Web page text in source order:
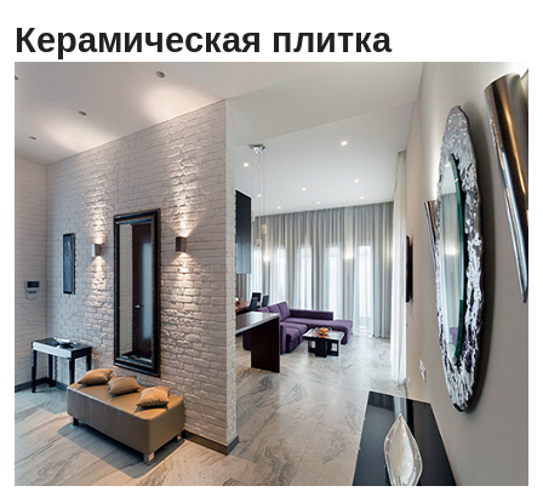
Керамическая плитка